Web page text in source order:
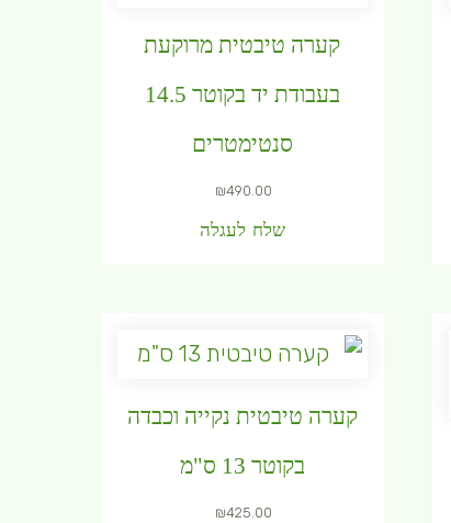
קערה טיבטית מרוקעת
בעבודת יד בקוטר 14.5
סנטימטרים
₪490.00
שלח לעגלה
קערה טיבטית נקייה וכבדה
בקוטר 13 ס"מ
₪425.00